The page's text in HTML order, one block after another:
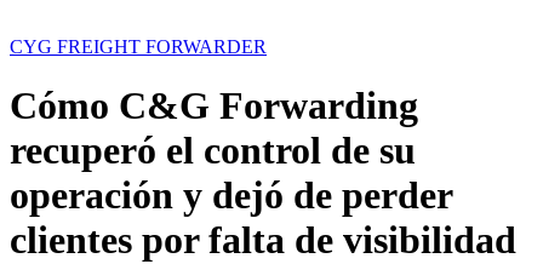
CYG FREIGHT FORWARDER
Cómo C&G Forwarding
recuperó el control de su
operación y dejó de perder
clientes por falta de visibilidad